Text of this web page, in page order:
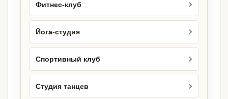
Фитнес-клуб
Йога-студия
Спортивный клуб
Студия танцев